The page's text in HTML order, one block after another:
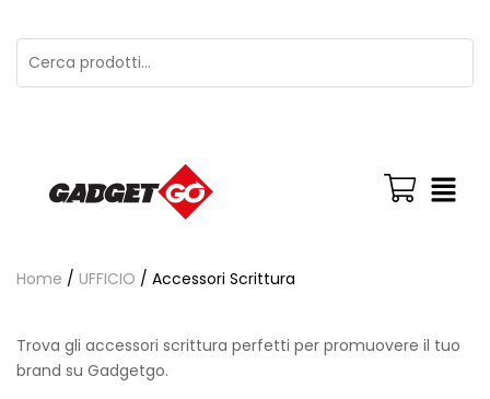
Home / UFFICIO / Accessori Scrittura
Trova gli accessori scrittura perfetti per promuovere il tuo
brand su Gadgetgo.